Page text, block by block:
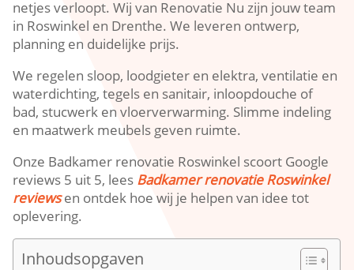
netjes verloopt. Wij van Renovatie Nu zijn jouw team
in Roswinkel en Drenthe. We leveren ontwerp,
planning en duidelijke prijs.
We regelen sloop, loodgieter en elektra, ventilatie en
waterdichting, tegels en sanitair, inloopdouche of
bad, stucwerk en vloerverwarming. Slimme indeling
en maatwerk meubels geven ruimte.
Onze Badkamer renovatie Roswinkel scoort Google
reviews 5 uit 5, lees Badkamer renovatie Roswinkel
reviewsen ontdek hoe wij je helpen van idee tot
oplevering.
Inhoudsopgaven